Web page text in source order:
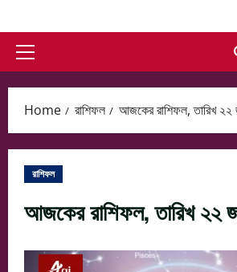
to
contentPrimary
Home রাশিফল আজকের রাশিফল, তারিখ ২২
রাশিফল
আজকের রাশিফল, তারিখ ২২